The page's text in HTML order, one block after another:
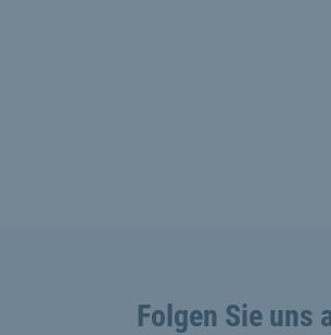
Folgen Sie uns